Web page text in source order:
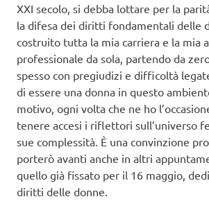
XXI secolo, si debba lottare per la
la difesa dei diritti fondamentali delle
costruito tutta la mia carriera e la mia
professionale da sola, partendo da
spesso con pregiudizi e difficoltà
di essere una donna in questo
motivo, ogni volta che ne ho
tenere accesi i riflettori sull’universo
sue complessità. È una convinzione
porterò avanti anche in altri
quello già fissato per il 16 maggio,
diritti delle donne.